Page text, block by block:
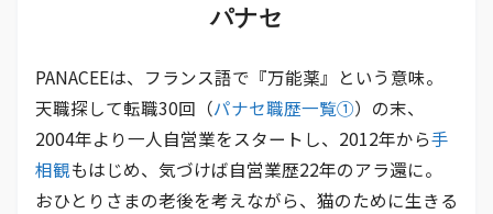
パナセ
PANACEEは、フランス語で『万能薬』という意味。
天職探して転職30回（パナセ職歴一覧①）の末、
2004年より一人自営業をスタートし、2012年から手
相観もはじめ、気づけば自営業歴22年のアラ還に。
おひとりさまの老後を考えながら、猫のために生きる